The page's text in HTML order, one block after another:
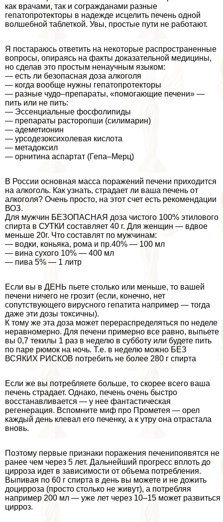
как врачами, так и согражданами разные
гепатопротекторы в надежде исцелить печень одной
волшебной таблеткой. Увы, простые пути не работают.
Я постараюсь ответить на некоторые распространенные
вопросы, опираясь на факты доказательной медицины,
но сделав это простым ненаучным языком:
— есть ли безопасная доза алкоголя
— когда вообще нужны гепатопротекторы
— разные чудо–препараты, «помогающие печени» —
пить или не пить:
— Эссенциальные фосфолипиды
— препараты расторопши (силимарин)
— адеметионин
— урсодезоксихолевая кислота
— метадоксил
— орнитина аспартат (Гепа–Мерц)
В России основная масса поражений печени приходится
на алкоголь. Как узнать, страдает ли ваша печень от
алкоголя? Очень просто, на этот счет есть рекомендации
ВОЗ.
Для мужчин БЕЗОПАСНАЯ доза чистого 100% этилового
спирта в СУТКИ составляет 40 г. Для женщин — вдвое
меньше 20г. Что составлят по мужчинам:
— водки, коньяка, рома и пр.40% — 100 мл
— вина сухого 10% — 400 мл
— пива 5% — 1 литр
Если вы в ДЕНЬ пьете столько или меньше, то вашей
печени ничего не грозит (если, конечно, нет
сопутствующего вирусного гепатита например — тогда
даже эти дозы токсичны).
К тому же эта доза может перераспределяться по неделе
неравномерно. Для печени примерно все равно, выпьете
вы 0,7 текилы 1 раз в неделю в субботу или будете пить
по паре рюмок на ночь. Т.е. в неделю можно БЕЗ
ВСЯКИХ РИСКОВ потребить не более 280 г спирта
Если же вы потрeбляете больше, то скорее всего ваша
печень страдает. Однако, печень очень быстро
восстанавливается — у нее фантастическая
регенерация. Вспомните миф про Прометея — орел
каждый день клевал его печенку, а к утру она отрастала
вновь.
Поэтому первые признаки поражения печенипоявятся не
ранее чем через 5 лет. Дальнейший прогресс вплоть до
цирроза идет в зависимости от объема потрeбления.
Выпивая по 60 г спирта в день вы можете и не дожить
доцирроза (просто столько не живут), а потрeбляя
например 200 мл — уже лет через 10–15 может развиться
цирроз.